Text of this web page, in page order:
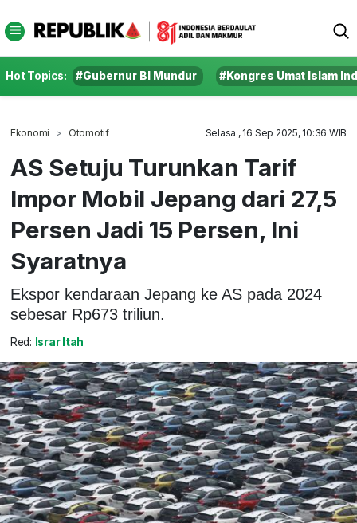
Hot Topics: #Gubernur BI Mundur #Kongres Umat Islam
Ekonomi Otomotif Selasa , 16 Sep 2025, 10:36 WIB
AS Setuju Turunkan Tarif
Impor Mobil Jepang dari 27,5
Persen Jadi 15 Persen, Ini
Syaratnya
Ekspor kendaraan Jepang ke AS pada 2024
sebesar Rp673 triliun.
Red: Israr Itah